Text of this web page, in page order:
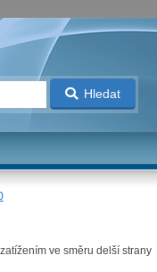
Hledat
ve směru delší strany